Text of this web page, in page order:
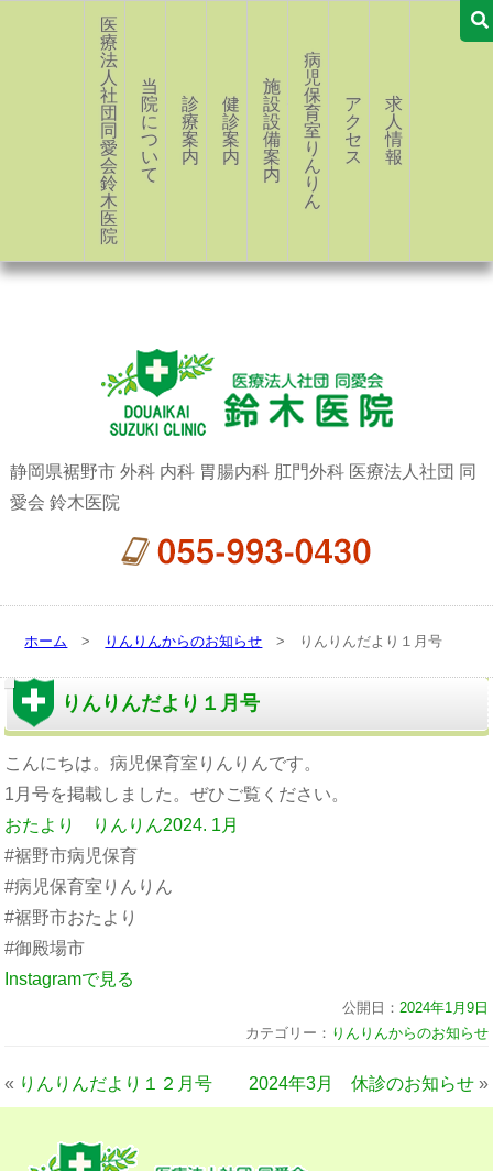
医
療
法
人
社
団
同
愛
会
鈴
木
医
院
当
院
に
つ
い
て
診
療
案
内
健
診
案
内
施
設・
設
備
案
内
病
児
保
育
室
り
ん
り
ん
ア
ク
セ
ス
求
人
情
報
静岡県裾野市 外科 内科 胃腸内科 肛門外科 医療法人社団 同
愛会 鈴木医院
ホーム > りんりんからのお知らせ > りんりんだより１月号
りんりんだより１月号
こんにちは。病児保育室りんりんです。
1月号を掲載しました。ぜひご覧ください。
おたより りんりん2024. 1月
#裾野市病児保育
#病児保育室りんりん
#裾野市おたより
#御殿場市
Instagramで見る
公開日： 2024年1月9日
カテゴリー： りんりんからのお知らせ
« りんりんだより１２月号 2024年3月 休診のお知らせ»